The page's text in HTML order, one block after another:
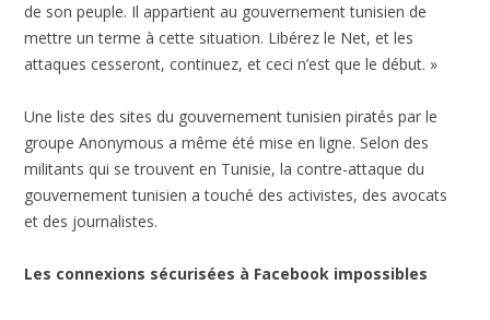
de son peuple. Il appartient au gouvernement tunisien de
mettre un terme à cette situation. Libérez le Net, et les
attaques cesseront, continuez, et ceci n’est que le début. »
Une liste des sites du gouvernement tunisien piratés par le
groupe Anonymous a même été mise en ligne. Selon des
militants qui se trouvent en Tunisie, la contre-attaque du
gouvernement tunisien a touché des activistes, des avocats
et des journalistes.
Les connexions sécurisées à Facebook impossibles